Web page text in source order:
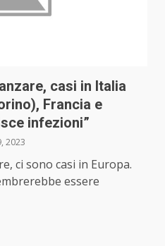
casi in Italia
Francia e
infezioni”
2023
ci sono casi in Europa.
essere